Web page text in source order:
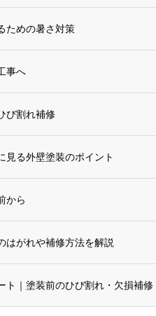
ための暑さ対策
事へ
び割れ補修
見る外壁塗装のポイント
から
はがれや補修方法を解説
ト｜塗装前のひび割れ・欠損補修